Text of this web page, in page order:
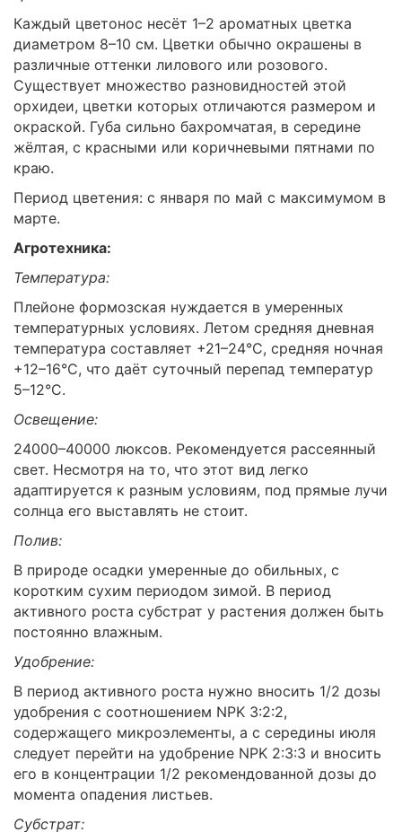
Каждый цветонос несёт 1–2 ароматных цветка
диаметром 8–10 см. Цветки обычно окрашены в
различные оттенки лилового или розового.
Существует множество разновидностей этой
орхидеи, цветки которых отличаются размером и
окраской. Губа сильно бахромчатая, в середине
жёлтая, с красными или коричневыми пятнами по
краю.
Период цветения: с января по май с максимумом в
марте.
Агротехника:
Температура:
Плейоне формозская нуждается в умеренных
температурных условиях. Летом средняя дневная
температура составляет +21–24°C, средняя ночная
+12–16°C, что даёт суточный перепад температур
5–12°C.
Освещение:
24000–40000 люксов. Рекомендуется рассеянный
свет. Несмотря на то, что этот вид легко
адаптируется к разным условиям, под прямые лучи
солнца его выставлять не стоит.
Полив:
В природе осадки умеренные до обильных, с
коротким сухим периодом зимой. В период
активного роста субстрат у растения должен быть
постоянно влажным.
Удобрение:
В период активного роста нужно вносить 1/2 дозы
удобрения с соотношением NPK 3:2:2,
содержащего микроэлементы, а с середины июля
следует перейти на удобрение NPK 2:3:3 и вносить
его в концентрации 1/2 рекомендованной дозы до
момента опадения листьев.
Субстрат: